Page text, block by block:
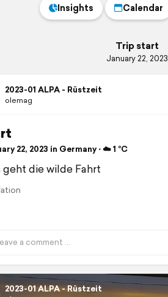
Insights Calendar
Trip start
January 22, 2023
2023-01 ALPA - Rüstzeit
olemag
22, 2023 in Germany ⋅ ☁️ 1 °C
die wilde Fahrt
2023-01 ALPA - Rüstzeit